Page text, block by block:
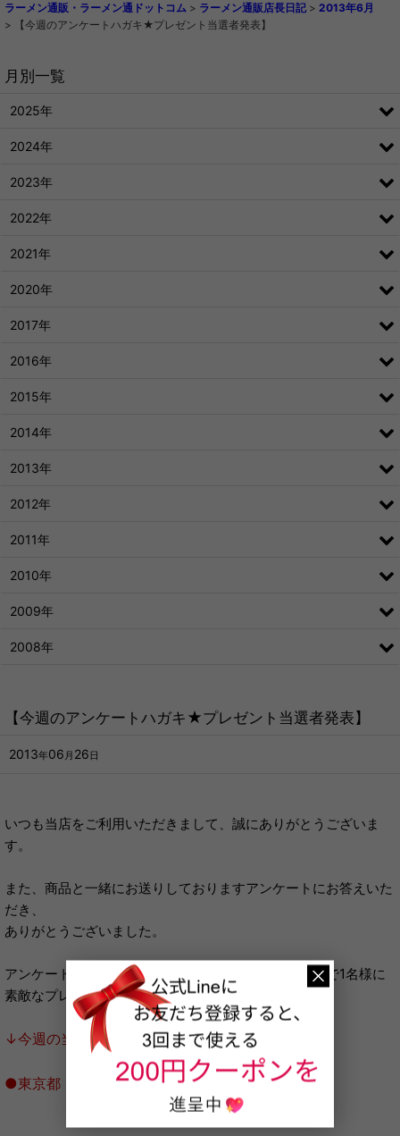
ラーメン通販・ラーメン通ドットコム > ラーメン通販店長日記 > 2013年6月
>
【今週のアンケートハガキ★プレゼント当選者発表】
【今週のアンケートハガキ★プレゼント当選者発表】
2013年06 月 26 日
いつも当店をご利用いただきまして、誠にありがとうございま
す。
また、商品と一緒にお送りしておりますアンケートにお答えいた
だき、
ありがとうございました。
アンケートにお答えいただいた方の中から、毎週抽選で1名様に
素敵なプレゼントをお送りしております。
↓今週の当選者はこちら↓
●東京都 原様
月別一覧
2025年
2024年
2023年
2022年
2021年
2020年
2017年
2016年
2015年
2014年
2013年
2012年
2011年
2010年
2009年
2008年